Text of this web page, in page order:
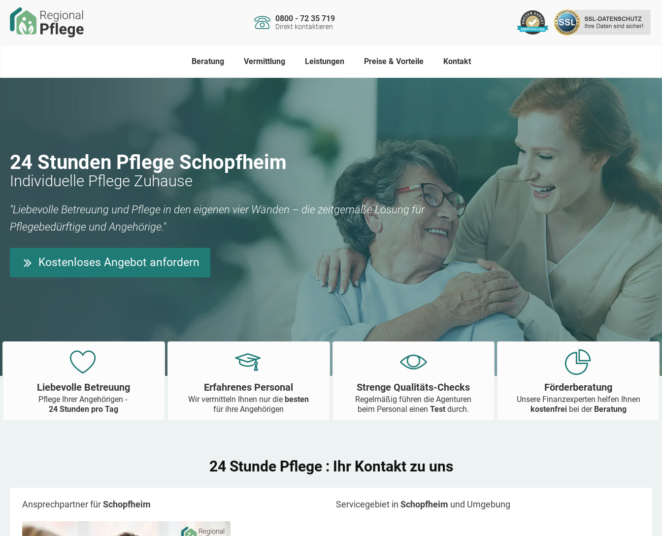
0800 - 72 35 719
Direkt kontaktieren
Beratung Vermittlung Leistungen Preise & Vorteile Kontakt
24 Stunden Pflege Schopfheim
Individuelle Pflege Zuhause
"Liebevolle Betreuung und Pflege in den eigenen vier Wänden – die zeitgemäße Lösung für
Pflegebedürftige und Angehörige."
Kostenloses Angebot anfordern
Liebevolle Betreuung
Pflege Ihrer Angehörigen -
24 Stunden pro Tag
Erfahrenes Personal
Wir vermitteln Ihnen nur diebesten
für ihre Angehörigen
Strenge Qualitäts-Checks
Regelmäßig führen die Agenturen
beim Personal einenTestdurch.
Förderberatung
Unsere Finanzexperten helfen Ihnen
kostenfrei bei der Beratung
24 Stunde Pflege : Ihr Kontakt zu uns
Ansprechpartner fürSchopfheim Servicegebiet in Schopfheim und Umgebung